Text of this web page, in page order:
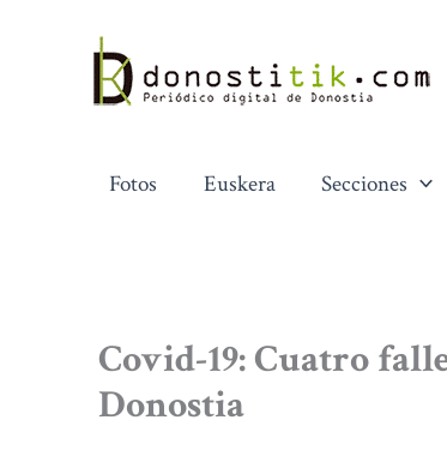
contenido
Fotos Euskera Secciones
Covid-19: Cuatro
Donostia